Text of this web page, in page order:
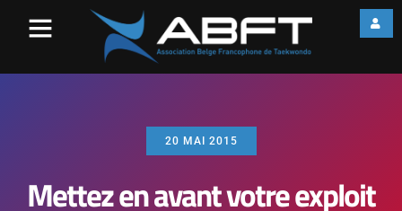
20 MAI 2015
Mettez en avant votre exploit